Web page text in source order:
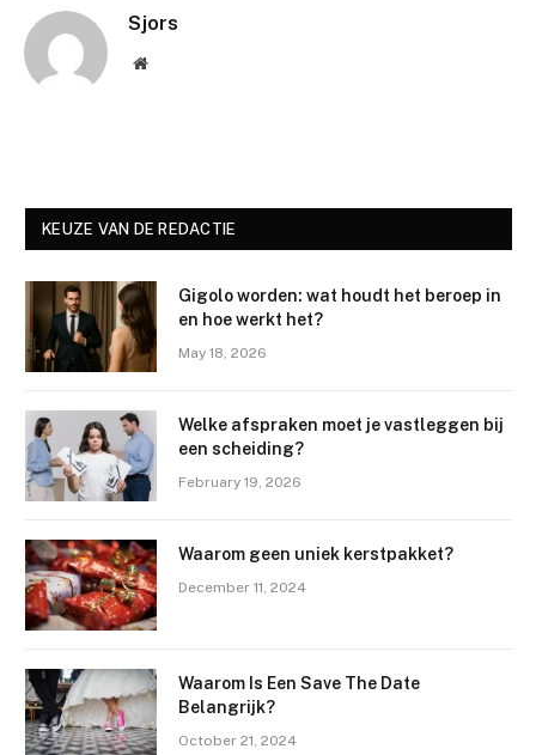
Sjors
Website
KEUZE VAN DE REDACTIE
Gigolo worden: wat houdt het beroep in
en hoe werkt het?
May 18, 2026
Welke afspraken moet je vastleggen bij
een scheiding?
February 19, 2026
Waarom geen uniek kerstpakket?
December 11, 2024
Waarom Is Een Save The Date
Belangrijk?
October 21, 2024